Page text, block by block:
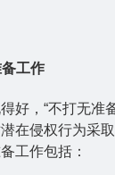
工作
好，“不打无准
在侵权行为采
工作包括：